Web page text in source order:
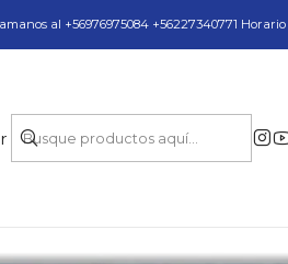
Arriendo y Servicio
al +56976975084 +56227340771